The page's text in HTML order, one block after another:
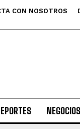
CON NOSOTROS
NEGOCIOS